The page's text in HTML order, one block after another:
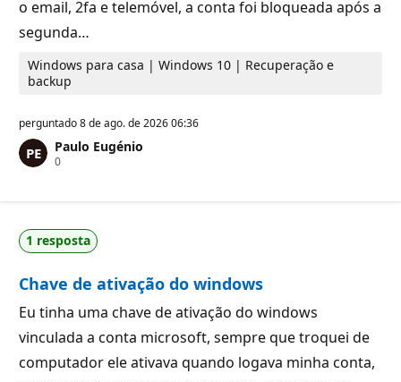
o email, 2fa e telemóvel, a conta foi bloqueada após a
segunda…
Windows para casa | Windows 10 | Recuperação e
backup
perguntado8 de ago. de 2026 06:36
Paulo Eugénio
0P
s
d
e
e
p
u
a
ã
1 resposta
Chave de ativação do windows
Eu tinha uma chave de ativação do windows
vinculada a conta microsoft, sempre que troquei de
computador ele ativava quando logava minha conta,